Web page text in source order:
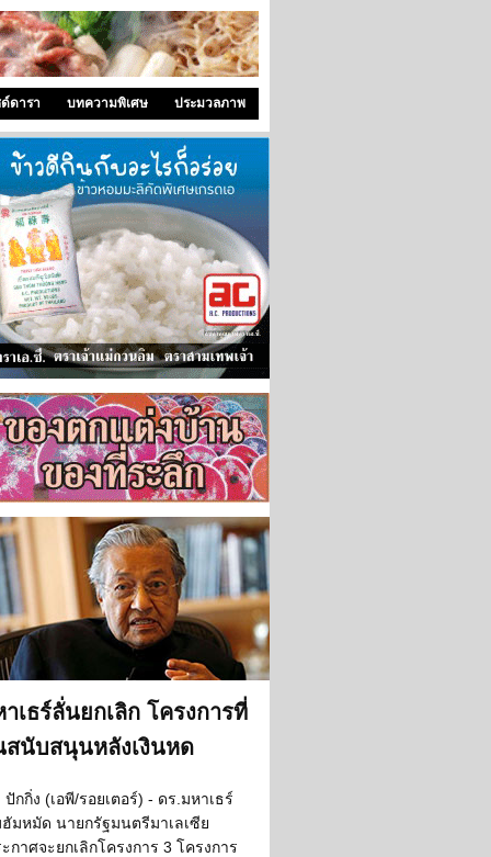
ดารา บทความพิเศษ ประมวลภาพ
เธร์ลั่นยกเลิก โครงการที่
สนับสนุนหลังเงินหด
ปักกิ่ง (เอพี/รอยเตอร์) - ดร.มหาเธร์
มหมัด นายกรัฐมนตรีมาเลเซีย
กาศจะยกเลิกโครงการ 3 โครงการ